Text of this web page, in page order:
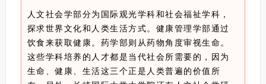
人文社会学部分为国际观光学科和社会福祉学科，
探求世界文化和人类生活方式。健康管理学部通过
饮食来获取健康。药学部则从药物角度审视生命。
这些学科培养的人才都是当代社会所需要的，因为
生命、健康、生活这三个正是人类普遍的价值所